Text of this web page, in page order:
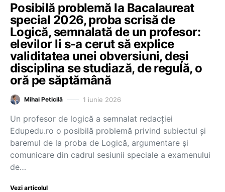
Posibilă problemă la Bacalaureat
special 2026, proba scrisă de
Logică, semnalată de un profesor:
elevilor li s-a cerut să explice
validitatea unei obversiuni, deși
disciplina se studiază, de regulă, o
oră pe săptămână
Mihai Peticilă 1 iunie 2026
Un profesor de logică a semnalat redacției
Edupedu.ro o posibilă problemă privind subiectul și
baremul de la proba de Logică, argumentare și
comunicare din cadrul sesiunii speciale a examenului
de…
Vezi articolul